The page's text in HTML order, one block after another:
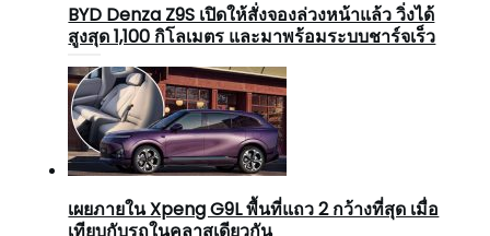
BYD Denza Z9S เปิดให้สั่งจองล่วงหน้าแล้ว วิ่งได้
สูงสุด 1,100 กิโลเมตร และมาพร้อมระบบชาร์จเร็ว
เผยภายใน Xpeng G9L พื้นที่แถว 2 กว้างที่สุด เมื่อ
เทียบกับรถในคลาสเดียวกัน